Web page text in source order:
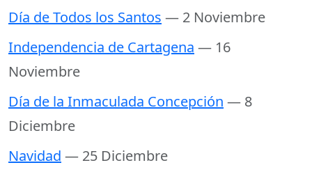
Día de Todos los Santos — 2 Noviembre
Independencia de Cartagena — 16
Noviembre
Día de la Inmaculada Concepción — 8
Diciembre
Navidad — 25 Diciembre